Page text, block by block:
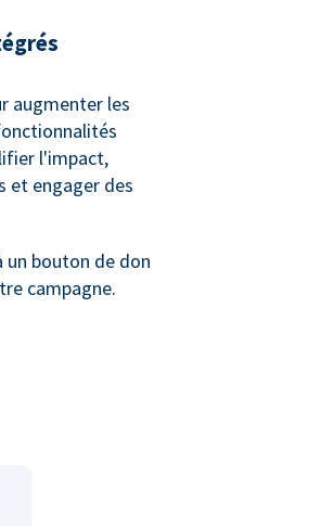
augmenter les
l'impact,
et engager des
un bouton de don
campagne.